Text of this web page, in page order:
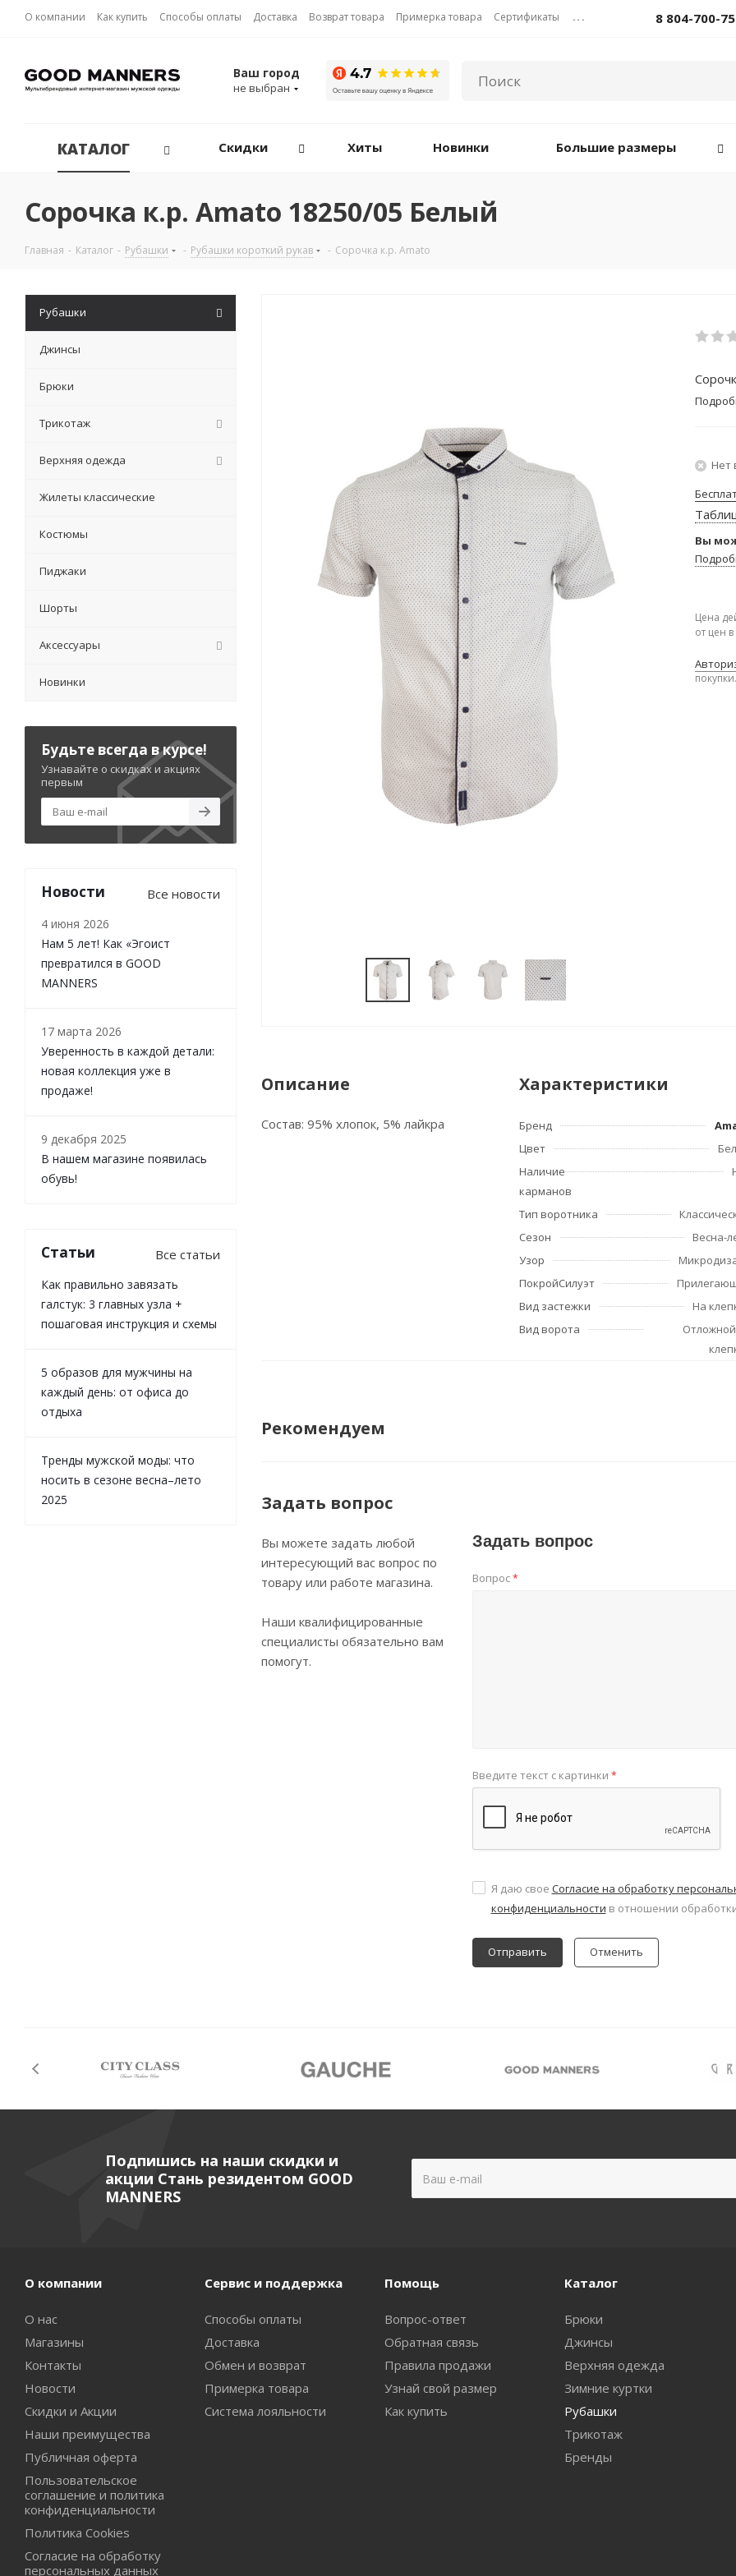
О компании Как купить Способы оплаты Доставка Возврат товара Примерка товара Сертификаты ... 8 804-700-
Ваш город
не выбран
КАТАЛОГ Скидки Хиты Новинки Большие размеры
Сорочка к.р. Amato 18250/05 Белый
Главная - Каталог - Рубашки - Рубашки короткий рукав - Сорочка к.р. Amato
Нет
Вы
Цена
от цен
покупки.
Описание
Состав: 95% хлопок, 5% лайкра
Характеристики
Бренд
Цвет
Наличие
карманов
Тип воротника
Сезон
Весна-
Узор
ПокройСилуэт
Вид застежки
На
Вид ворота
Рекомендуем
Задать вопрос
Вы можете задать любой
интересующий вас вопрос по
товару или работе магазина.
Наши квалифицированные
специалисты обязательно вам
помогут.
Задать вопрос
Вопрос*
Введите текст с картинки *
Я даю свое Согласие на обработку
конфиденциальности в отношении
Отменить
Рубашки
Джинсы
Брюки
Трикотаж
Верхняя одежда
Жилеты классические
Костюмы
Пиджаки
Шорты
Аксессуары
Новинки
Будьте всегда в курсе!
Узнавайте о скидках и акциях
первым
Новости Все новости
4 июня 2026
Нам 5 лет! Как «Эгоист
превратился в GOOD
MANNERS
17 марта 2026
Уверенность в каждой детали:
новая коллекция уже в
продаже!
9 декабря 2025
В нашем магазине появилась
обувь!
Статьи Все статьи
Как правильно завязать
галстук: 3 главных узла +
пошаговая инструкция и схемы
5 образов для мужчины на
каждый день: от офиса до
отдыха
Тренды мужской моды: что
носить в сезоне весна–лето
2025
Подпишись на наши скидки и
акции Стань резидентом GOOD
MANNERS
О компании
О нас
Магазины
Контакты
Новости
Скидки и Акции
Наши преимущества
Публичная оферта
Пользовательское
соглашение и политика
конфиденциальности
Политика Cookies
Согласие на обработку
персональных данных
Сервис и поддержка
Способы оплаты
Доставка
Обмен и возврат
Примерка товара
Система лояльности
Помощь
Вопрос-ответ
Обратная связь
Правила продажи
Узнай свой размер
Как купить
Каталог
Брюки
Джинсы
Верхняя одежда
Зимние куртки
Рубашки
Трикотаж
Бренды